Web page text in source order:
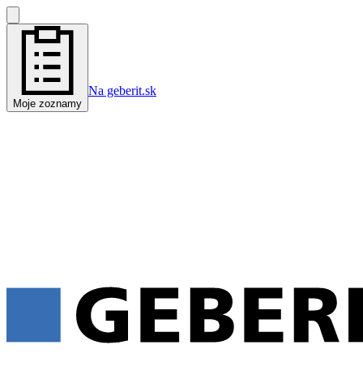
Moje zoznamy
Na geberit.sk